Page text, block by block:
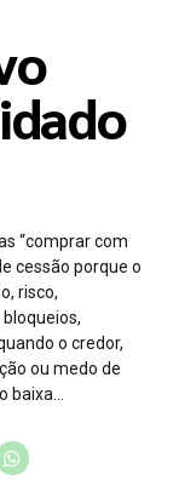
“comprar com
cessão porque o
risco,
o credor,
ou medo de
baixa...